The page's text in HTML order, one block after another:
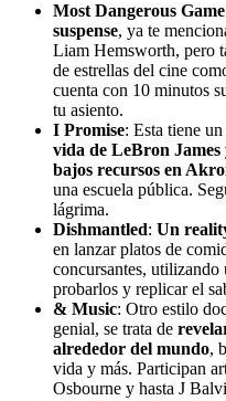
Most Dangerous Game
suspense, ya te
Liam Hemsworth, pero
de estrellas del cine
cuenta con 10 minutos
tu asiento.
I Promise: Esta tiene
vida de LeBron
bajos recursos en
una escuela pública.
lágrima.
Dishmantled: Un
en lanzar platos de
concursantes,
probarlos y replicar el
& Music: Otro estilo
genial, se trata de
alrededor del mundo,
vida y más. Participan
Osbourne y hasta J